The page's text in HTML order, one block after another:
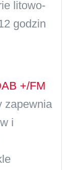
litowo-
godzin
+/FM
zapewnia
i